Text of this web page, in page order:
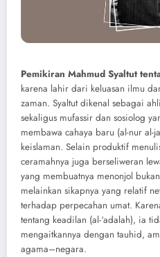
Pemikiran Mahmud Syaltut
karena lahir dari keluasan ilmu
zaman. Syaltut dikenal sebagai
sekaligus mufassir dan sosiolog
membawa cahaya baru (al-nur al-
keislaman. Selain produktif
ceramahnya juga berseliweran
yang membuatnya menonjol
melainkan sikapnya yang relatif
terhadap perpecahan umat.
tentang keadilan (al-‘adalah), ia
mengaitkannya dengan tauhid,
agama–negara.